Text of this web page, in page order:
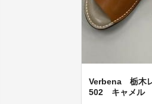
Verbena 栃木
502 キャメル